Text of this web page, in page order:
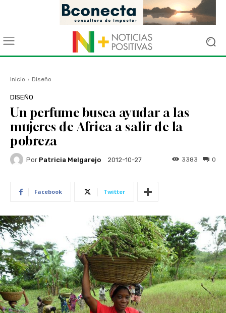
Inicio Diseño
DISEÑO
Un perfume busca ayudar a las
mujeres de Africa a salir de la
pobreza
Por Patricia Melgarejo 2012-10-27 0
3383
Facebook Twitter